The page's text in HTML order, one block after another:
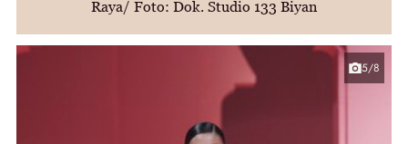
Raya/ Foto: Dok. Studio 133 Biyan
5/8